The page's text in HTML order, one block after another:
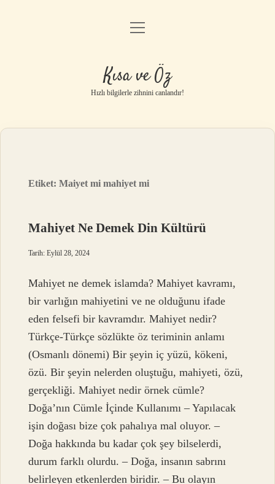
Anasayfa
Gizlilik Politikası
Yasal Uyarı
menüyü
Kısa ve Öz
Hızlı bilgilerle zihnini canlandır!
Etiket:Maiyet mi mahiyet mi
Mahiyet Ne Demek Din Kültürü
Tarih: Eylül 28, 2024
Mahiyet ne demek islamda? Mahiyet kavramı,
bir varlığın mahiyetini ve ne olduğunu ifade
eden felsefi bir kavramdır. Mahiyet nedir?
Türkçe-Türkçe sözlükte öz teriminin anlamı
(Osmanlı dönemi) Bir şeyin iç yüzü, kökeni,
özü. Bir şeyin nelerden oluştuğu, mahiyeti, özü,
gerçekliği. Mahiyet nedir örnek cümle?
Doğa’nın Cümle İçinde Kullanımı – Yapılacak
işin doğası bize çok pahalıya mal oluyor. –
Doğa hakkında bu kadar çok şey bilselerdi,
durum farklı olurdu. – Doğa, insanın sabrını
belirleyen etkenlerden biridir. – Bu olayın